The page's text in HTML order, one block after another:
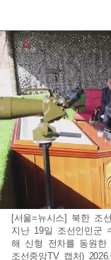
[서울=뉴시스] 북한 조
지난 19일 조선인민군
해 신형 전차를 동원한
조선중앙TV 캡처)